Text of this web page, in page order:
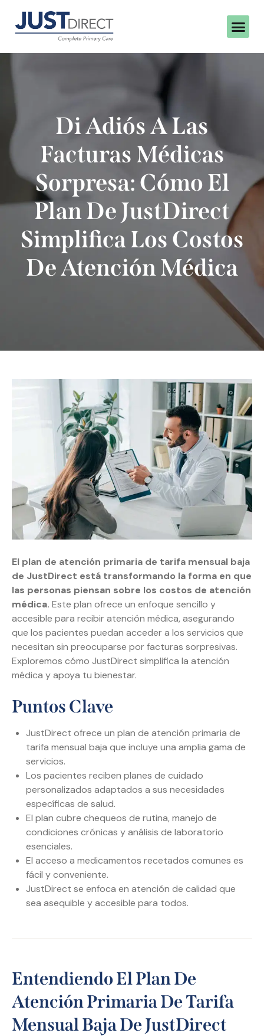
Di Adiós A Las
Facturas Médicas
Sorpresa: Cómo El
Plan De JustDirect
Simplifica Los Costos
De Atención Médica
El plan de atención primaria de tarifa mensual baja
de JustDirect está transformando la forma en que
las personas piensan sobre los costos de atención
médica. Este plan ofrece un enfoque sencillo y
accesible para recibir atención médica, asegurando
que los pacientes puedan acceder a los servicios que
necesitan sin preocuparse por facturas sorpresivas.
Exploremos cómo JustDirect simplifica la atención
médica y apoya tu bienestar.
Puntos Clave
JustDirect ofrece un plan de atención primaria de
tarifa mensual baja que incluye una amplia gama de
servicios.
Los pacientes reciben planes de cuidado
personalizados adaptados a sus necesidades
específicas de salud.
El plan cubre chequeos de rutina, manejo de
condiciones crónicas y análisis de laboratorio
esenciales.
El acceso a medicamentos recetados comunes es
fácil y conveniente.
JustDirect se enfoca en atención de calidad que
sea asequible y accesible para todos.
Entendiendo El Plan De
Atención Primaria De Tarifa
Mensual Baja De JustDirect